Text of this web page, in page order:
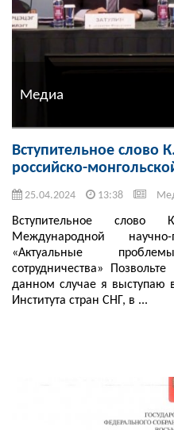
Медиа
Вступительное слово
российско-
25.04.2024 13:38
Вступительное слово
Международной научно-
«Актуальные проблемы
сотрудничества»
данном случае я выступаю
Института стран СНГ, в ...